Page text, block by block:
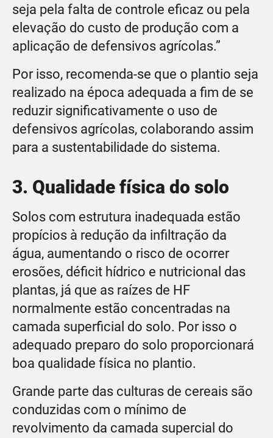
seja pela falta de controle eficaz ou pela
elevação do custo de produção com a
aplicação de defensivos agrícolas.”
Por isso, recomenda-se que o plantio seja
realizado na época adequada a fim de se
reduzir significativamente o uso de
defensivos agrícolas, colaborando assim
para a sustentabilidade do sistema.
3. Qualidade física do solo
Solos com estrutura inadequada estão
propícios à redução da infiltração da
água, aumentando o risco de ocorrer
erosões, déficit hídrico e nutricional das
plantas, já que as raízes de HF
normalmente estão concentradas na
camada superficial do solo. Por isso o
adequado preparo do solo proporcionará
boa qualidade física no plantio.
Grande parte das culturas de cereais são
conduzidas com o mínimo de
revolvimento da camada supercial do